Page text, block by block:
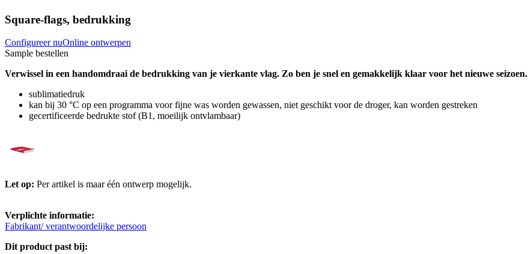
Square-flags, bedrukking
Configureer nuOnline ontwerpen
Sample bestellen
Verwissel in een handomdraai de bedrukking van je vierkante vlag. Zo ben je snel en gemakkelijk klaar voor het nieuwe seizoen.
sublimatiedruk
kan bij 30 °C op een programma voor fijne was worden gewassen, niet geschikt voor de droger, kan worden gestreken
gecertificeerde bedrukte stof (B1, moeilijk ontvlambaar)
Let op: Per artikel is maar één ontwerp mogelijk.
Verplichte informatie:
Fabrikant/ verantwoordelijke persoon
Dit product past bij: